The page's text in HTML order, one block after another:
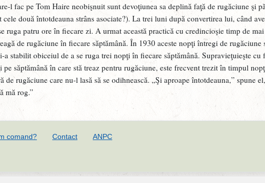
l fac pe Tom Haire neobişnuit sunt devoţiunea sa deplină faţă de rugăciune şi
două întotdeauna strâns asociate?). La trei luni după convertirea lui, când
ruga patru ore în fiecare zi. A urmat această practică cu credincioşie timp de
de rugăciune în fiecare săptămână. În 1930 aceste nopţi întregi de rugăciune
a stabilit obiceiul de a se ruga trei nopţi în fiecare săptămână. Supravieţuieşte cu
pe săptămână în care stă treaz pentru rugăciune, este frecvent trezit în timpul
de rugăciune care nu-l lasă să se odihnească. „Şi aproape întotdeauna,” spune
mă rog.”
comand? Contact ANPC